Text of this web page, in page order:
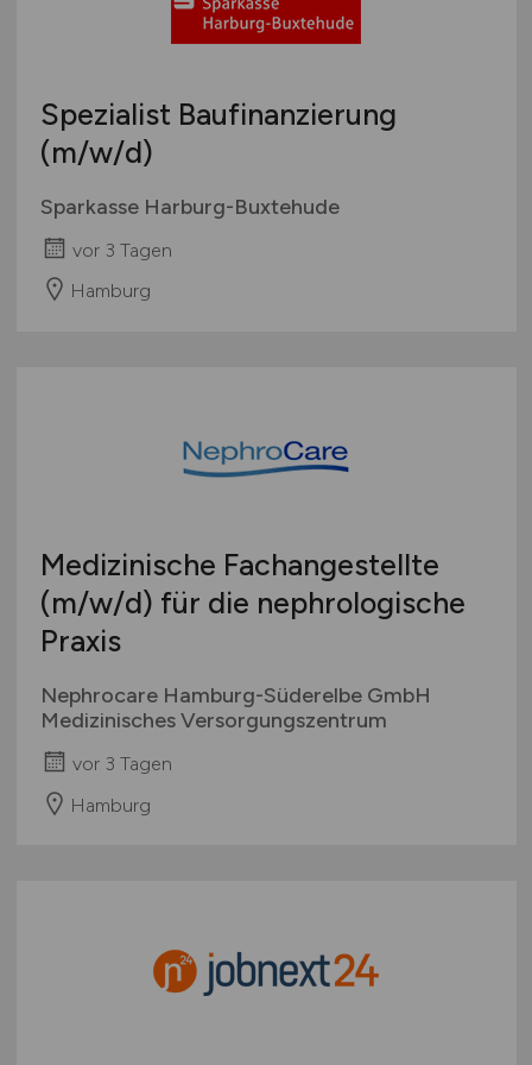
Spezialist Baufinanzierung
(m/w/d)
Sparkasse Harburg-Buxtehude
vor 3 Tagen
Hamburg
Medizinische Fachangestellte
(m/w/d) für die nephrologische
Praxis
Nephrocare Hamburg-Süderelbe GmbH
Medizinisches Versorgungszentrum
vor 3 Tagen
Hamburg